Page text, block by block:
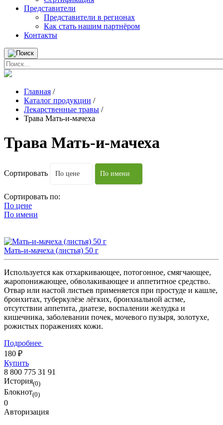
Представители
Представители в регионах
Как стать нашим партнёром
Контакты
Главная /
Каталог продукции /
Лекарственные травы /
Трава Мать-и-мачеха
Трава Мать-и-мачеха
Сортировать По цене По имени
Сортировать по:
По цене
По имени
Мать-и-мачеха (листья) 50 г
Используется как отхаркивающее, потогонное, смягчающее,
жаропонижающее, обволакивающее и аппетитное средство.
Отвар или настой листьев применяется при простуде и кашле,
бронхитах, туберкулёзе лёгких, бронхиальной астме,
отсутствии аппетита, диатезе, воспалении желудка и
кишечника, заболевании почек, мочевого пузыря, золотухе,
рожистых поражениях кожи.
Подробнее
180 ₽
Купить
8 800 775 31 91
История(0)
Блокнот(0)
0
Авторизация